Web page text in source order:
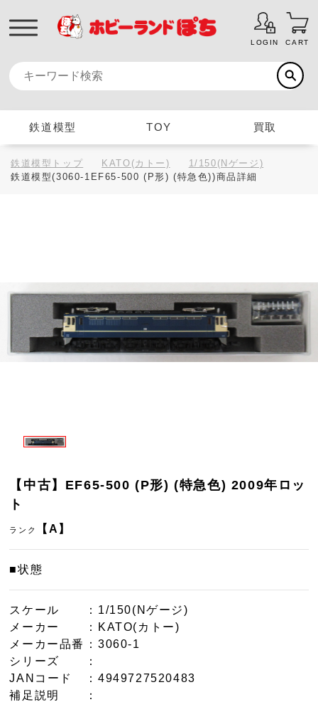
LOGIN CART
鉄道模型 TOY 買取
鉄道模型トップ KATO(カトー)
1/150(Nゲージ)
鉄道模型(3060-1EF65-500 (P形) (特急色))商品詳細
【中古】EF65-500 (P形) (特急色) 2009年ロッ
ト
ランク 【A】
■状態
スケール
：1/150(Nゲージ)
メーカー
：KATO(カトー)
メーカー品番
：3060-1
シリーズ
：
JANコード
：4949727520483
補足説明
：